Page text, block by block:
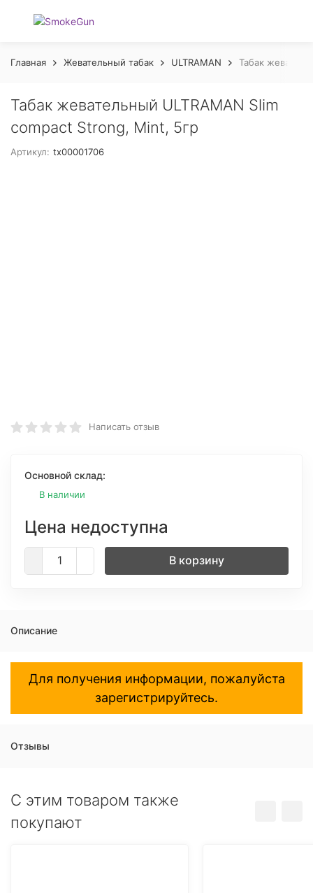
Главная Жевательный табак ULTRAMAN Табак
Табак жевательный ULTRAMAN Slim
compact Strong, Mint, 5гр
Артикул: tx00001706
Написать отзыв
Основной склад:
В наличии
Цена недоступна
В корзину
Описание
Для получения информации, пожалуйста
зарегистрируйтесь.
Отзывы
C этим товаром также
покупают